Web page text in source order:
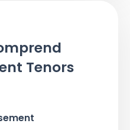
Tenors